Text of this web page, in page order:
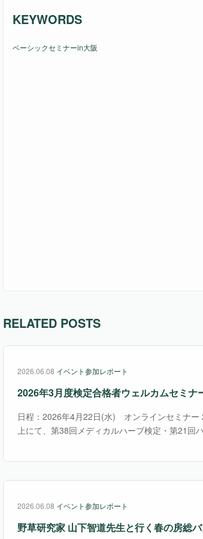
KEYWORDS
ベーシックセミナーin大阪
RELATED POSTS
2026.06.08 イベント参加レポート
2026年3月度検定合格者ウェルカムセミナ
日程：2026年4月22日(水) オンラインセミナー
上にて、第38回メディカルハーブ検定・第21回
2026.06.08 イベント参加レポート
野草研究家 山下智道先生と行く春の房総